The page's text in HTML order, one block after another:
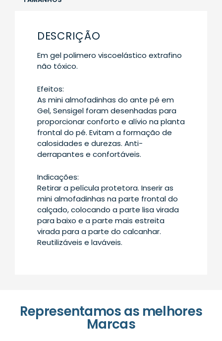
DESCRIÇÃO
Em gel polimero viscoelástico extrafino
não tóxico.
Efeitos:
As mini almofadinhas do ante pé em
Gel, Sensigel foram desenhadas para
proporcionar conforto e alívio na planta
frontal do pé. Evitam a formação de
calosidades e durezas. Anti-
derrapantes e confortáveis.
Indicações:
Retirar a película protetora. Inserir as
mini almofadinhas na parte frontal do
calçado, colocando a parte lisa virada
para baixo e a parte mais estreita
virada para a parte do calcanhar.
Reutilizáveis e laváveis.
Representamos as melhores
Marcas